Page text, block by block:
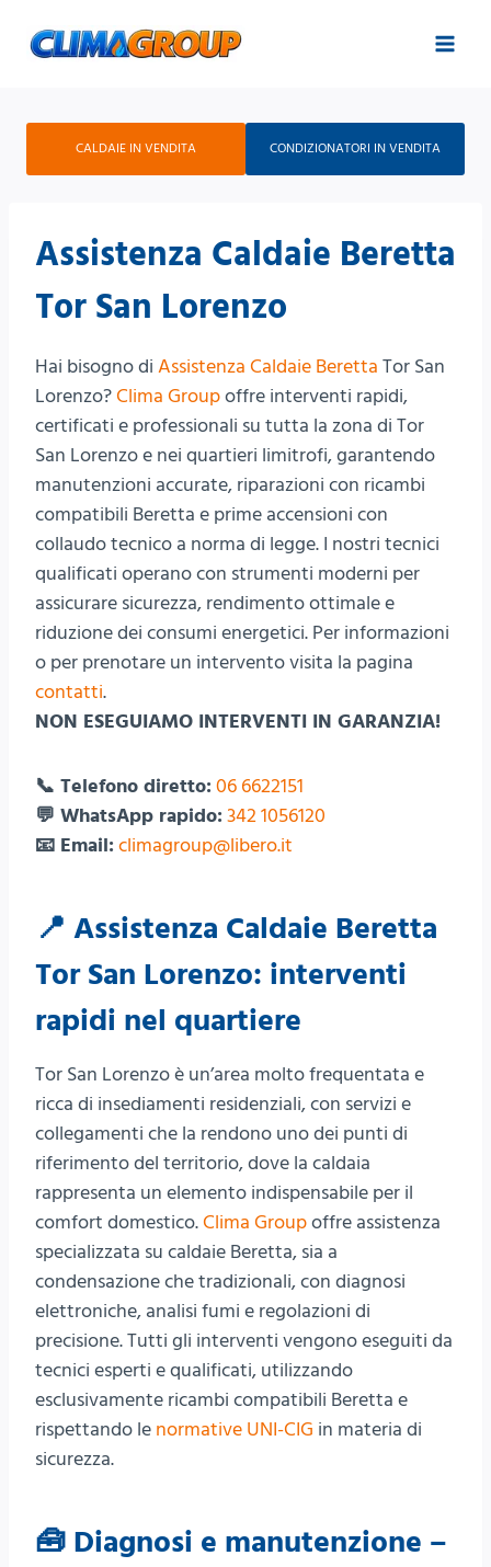
CALDAIE IN VENDITA CONDIZIONATORI IN VENDITA
Assistenza Caldaie Beretta
Tor San Lorenzo
Hai bisogno di Assistenza Caldaie Beretta Tor San
Lorenzo?Clima Groupoffre interventi rapidi,
certificati e professionali su tutta la zona di Tor
San Lorenzo e nei quartieri limitrofi, garantendo
manutenzioni accurate, riparazioni con ricambi
compatibili Beretta e prime accensioni con
collaudo tecnico a norma di legge. I nostri tecnici
qualificati operano con strumenti moderni per
assicurare sicurezza, rendimento ottimale e
riduzione dei consumi energetici. Per informazioni
o per prenotare un intervento visita la pagina
contatti.
NON ESEGUIAMO INTERVENTI IN GARANZIA!
📞 Telefono diretto: 06 6622151
💬 WhatsApp rapido: 342 1056120
📧 Email: climagroup@libero.it
📍 Assistenza Caldaie Beretta
Tor San Lorenzo: interventi
rapidi nel quartiere
Tor San Lorenzo è un’area molto frequentata e
ricca di insediamenti residenziali, con servizi e
collegamenti che la rendono uno dei punti di
riferimento del territorio, dove la caldaia
rappresenta un elemento indispensabile per il
comfort domestico.Clima Groupoffre assistenza
specializzata su caldaie Beretta, sia a
condensazione che tradizionali, con diagnosi
elettroniche, analisi fumi e regolazioni di
precisione. Tutti gli interventi vengono eseguiti da
tecnici esperti e qualificati, utilizzando
esclusivamente ricambi compatibili Beretta e
rispettando le normative UNI-CIG in materia di
sicurezza.
🧰 Diagnosi e manutenzione –